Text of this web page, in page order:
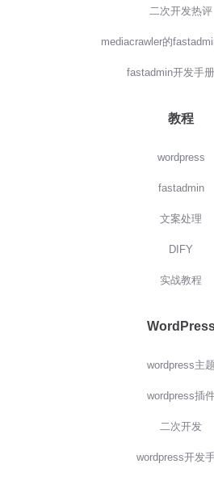
二次开发热评
mediacrawler的
fastadmin开发手
教程
wordpress
fastadmin
文案处理
DIFY
实战教程
wordpress主题
wordpress插
二次开发
wordpress开发